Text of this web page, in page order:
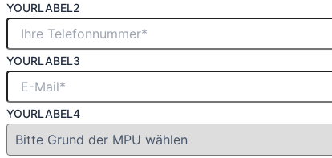
YOURLABEL2
YOURLABEL3
YOURLABEL4